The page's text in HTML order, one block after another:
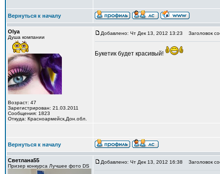
Вернуться к началу
Olya
Душа компании
Возраст: 47
Зарегистрирован: 21.03.2011
Сообщения: 1823
Откуда: Красноармейск,Дон.обл.
Добавлено: Чт Дек 13, 2012 13:23 Заголовок
Букетик будет красивый!
Вернуться к началу
Светлана55
Призер конкурса Лучшее фото DS
Добавлено: Чт Дек 13, 2012 16:38 Заголовок